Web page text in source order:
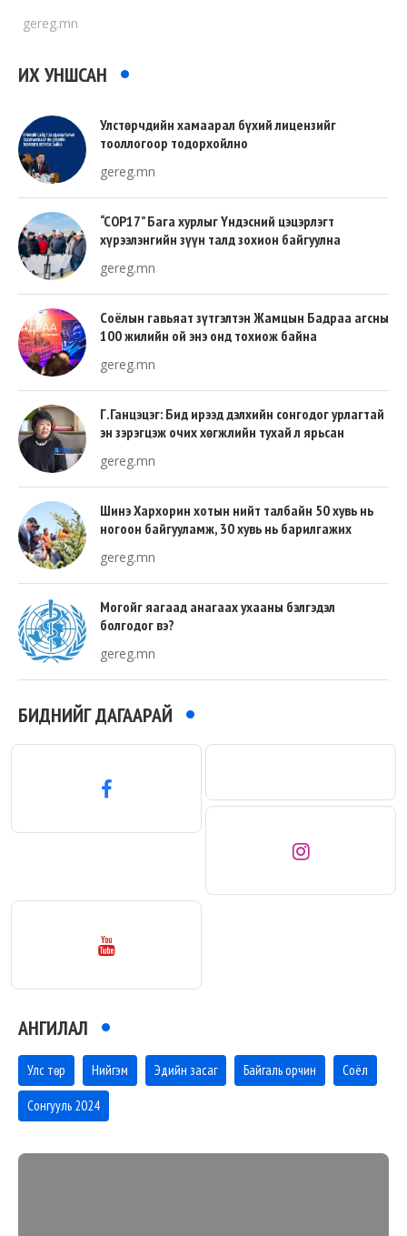
gereg.mn
ИХ УНШСАН
Улстөрчдийн хамаарал бүхий лицензийг
тооллогоор тодорхойлно
gereg.mn
“COP17” Бага хурлыг Үндэсний цэцэрлэгт
хүрээлэнгийн зүүн талд зохион байгуулна
gereg.mn
Соёлын гавьяат зүтгэлтэн Жамцын Бадраа агсны
100 жилийн ой энэ онд тохиож байна
gereg.mn
Г.Ганцэцэг: Бид ирээд дэлхийн сонгодог урлагтай
эн зэрэгцэж очих хөгжлийн тухай л ярьсан
gereg.mn
Шинэ Хархорин хотын нийт талбайн 50 хувь нь
ногоон байгууламж, 30 хувь нь барилгажих
gereg.mn
Могойг яагаад анагаах ухааны бэлгэдэл
болгодог вэ?
gereg.mn
БИДНИЙГ ДАГААРАЙ
АНГИЛАЛ
Улс төр Нийгэм Эдийн засаг Байгаль орчин Соёл
Сонгууль 2024